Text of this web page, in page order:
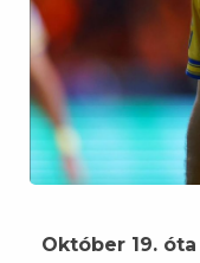
Október 19.